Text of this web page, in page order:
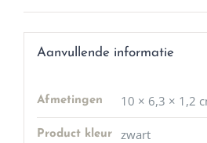
Aanvullende informatie
Afmetingen 10 × 6,3 × 1,2
Product kleur zwart